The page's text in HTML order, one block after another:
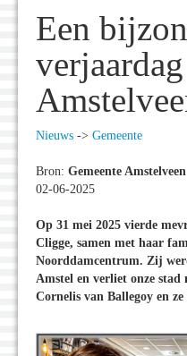
Een
Nieuws -> Gemeente
Bron: Gemeente Amstelveen
02-06-2025
Op 31 mei 2025 vierde
Cligge, samen met haar
Noorddamcentrum. Zij
Amstel en verliet onze
Cornelis van Ballegoy en